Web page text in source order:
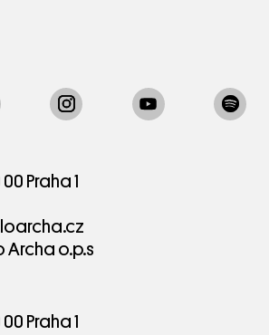
00 Praha 1
Archa o.p.s
00 Praha 1